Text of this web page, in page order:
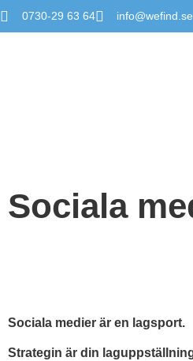
0730-29 63 64 info@wefind.se
Sociala
Sociala medier är en lagsport.
Strategin är din